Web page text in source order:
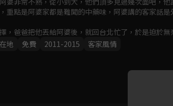
重點是阿婆家都是難聞的中藥味，阿婆講的客家話是
，爸爸把他丟給阿婆後，就回台北忙了，於是迫於
吃青菜和煎魚，如果嫌東嫌西還沒東西吃。
在地 免費 2011-2015 客家風情